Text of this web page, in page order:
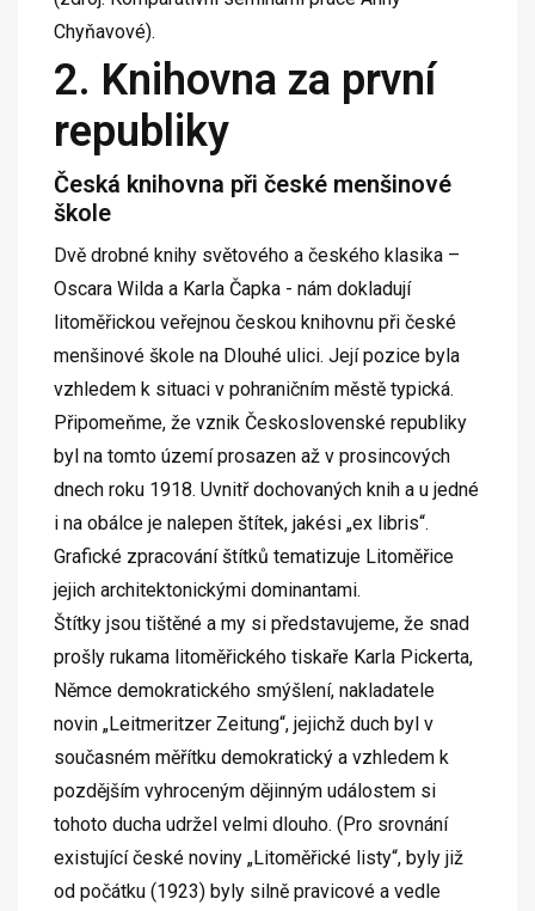
Chyňavové).
2. Knihovna za první
republiky
Česká knihovna při české menšinové
škole
Dvě drobné knihy světového a českého klasika –
Oscara Wilda a Karla Čapka - nám dokladují
litoměřickou veřejnou českou knihovnu při české
menšinové škole na Dlouhé ulici. Její pozice byla
vzhledem k situaci v pohraničním městě typická.
Připomeňme, že vznik Československé republiky
byl na tomto území prosazen až v prosincových
dnech roku 1918. Uvnitř dochovaných knih a u jedné
i na obálce je nalepen štítek, jakési „ex libris“.
Grafické zpracování štítků tematizuje Litoměřice
jejich architektonickými dominantami.
Štítky jsou tištěné a my si představujeme, že snad
prošly rukama litoměřického tiskaře Karla Pickerta,
Němce demokratického smýšlení, nakladatele
novin „Leitmeritzer Zeitung“, jejichž duch byl v
současném měřítku demokratický a vzhledem k
pozdějším vyhroceným dějinným událostem si
tohoto ducha udržel velmi dlouho. (Pro srovnání
existující české noviny „Litoměřické listy“, byly již
od počátku (1923) byly silně pravicové a vedle